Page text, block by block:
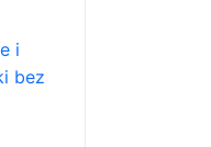
i
bez